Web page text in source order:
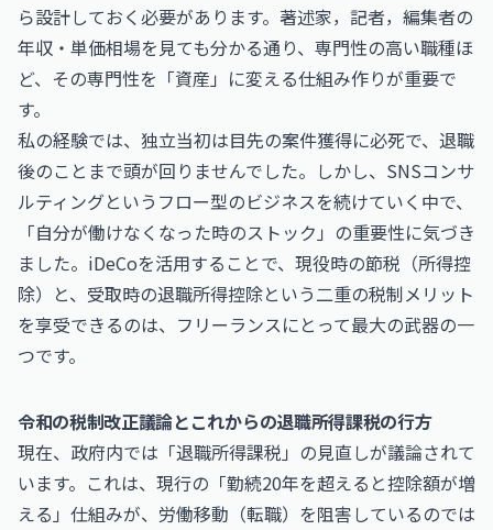
ら設計しておく必要があります。 著述家，記者，編集者の
年収・単価相場を見ても分かる通り、専門性の高い職種ほ
ど、その専門性を「資産」に変える仕組み作りが重要で
す。
私の経験では、独立当初は目先の案件獲得に必死で、退職
後のことまで頭が回りませんでした。しかし、SNSコンサ
ルティングというフロー型のビジネスを続けていく中で、
「自分が働けなくなった時のストック」の重要性に気づき
ました。iDeCoを活用することで、現役時の節税（所得控
除）と、受取時の退職所得控除という二重の税制メリット
を享受できるのは、フリーランスにとって最大の武器の一
つです。
令和の税制改正議論とこれからの退職所得課税の行方
現在、政府内では「退職所得課税」の見直しが議論されて
います。これは、現行の「勤続20年を超えると控除額が増
える」仕組みが、労働移動（転職）を阻害しているのでは